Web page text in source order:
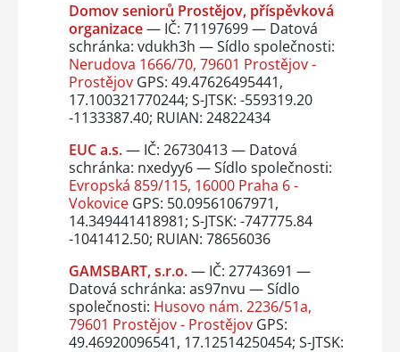
Domov seniorů Prostějov, příspěvková
organizace— IČ: 71197699 — Datová
schránka: vdukh3h — Sídlo společnosti:
Nerudova 1666/70, 79601 Prostějov -
ProstějovGPS: 49.47626495441,
17.100321770244; S-JTSK: -559319.20
-1133387.40; RUIAN: 24822434
EUC a.s.— IČ: 26730413 — Datová
schránka: nxedyy6 — Sídlo společnosti:
Evropská 859/115, 16000 Praha 6 -
VokoviceGPS: 50.09561067971,
14.349441418981; S-JTSK: -747775.84
-1041412.50; RUIAN: 78656036
GAMSBART, s.r.o.— IČ: 27743691 —
Datová schránka: as97nvu — Sídlo
společnosti: Husovo nám. 2236/51a,
79601 Prostějov - ProstějovGPS:
49.46920096541, 17.12514250454; S-JTSK: